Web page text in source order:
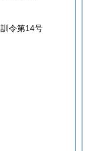
訓令第14号